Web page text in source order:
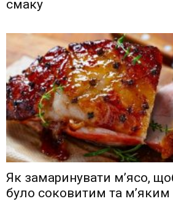
смаку
Як замаринувати м’ясо,
було соковитим та м’яким